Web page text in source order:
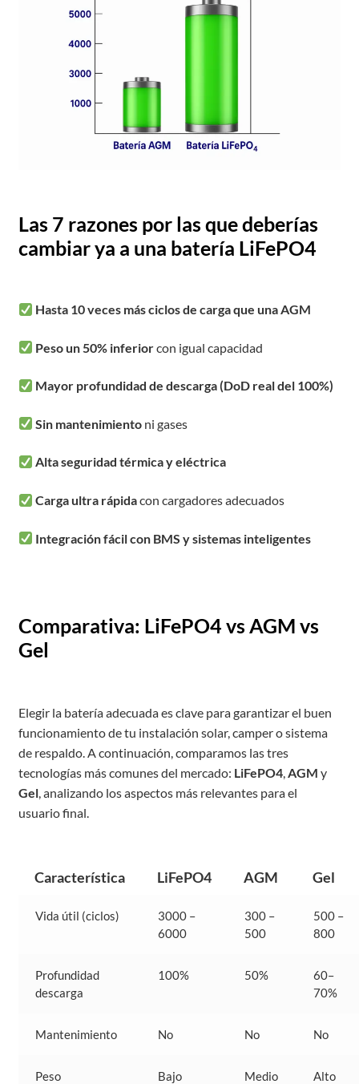
Las 7 razones por las que deberías
cambiar ya a una batería LiFePO4
Hasta 10 veces más ciclos de carga que una AGM
Peso un 50% inferiorcon igual capacidad
Mayor profundidad de descarga (DoD real del 100%)
Sin mantenimientoni gases
Alta seguridad térmica y eléctrica
Carga ultra rápidacon cargadores adecuados
Integración fácil con BMS y sistemas inteligentes
Comparativa: LiFePO4 vs AGM vs
Gel
Elegir la batería adecuada es clave para garantizar el buen
funcionamiento de tu instalación solar, camper o sistema
de respaldo. A continuación, comparamos las tres
tecnologías más comunes del mercado: LiFePO4,AGM y
Gel, analizando los aspectos más relevantes para el
usuario final.
Característica LiFePO4 AGM Gel
Vida útil (ciclos)
3000 –
6000
300 –
500
500 –
800
Profundidad
descarga
100% 50%
60–
70%
Mantenimiento No No No
Peso Bajo Medio Alto